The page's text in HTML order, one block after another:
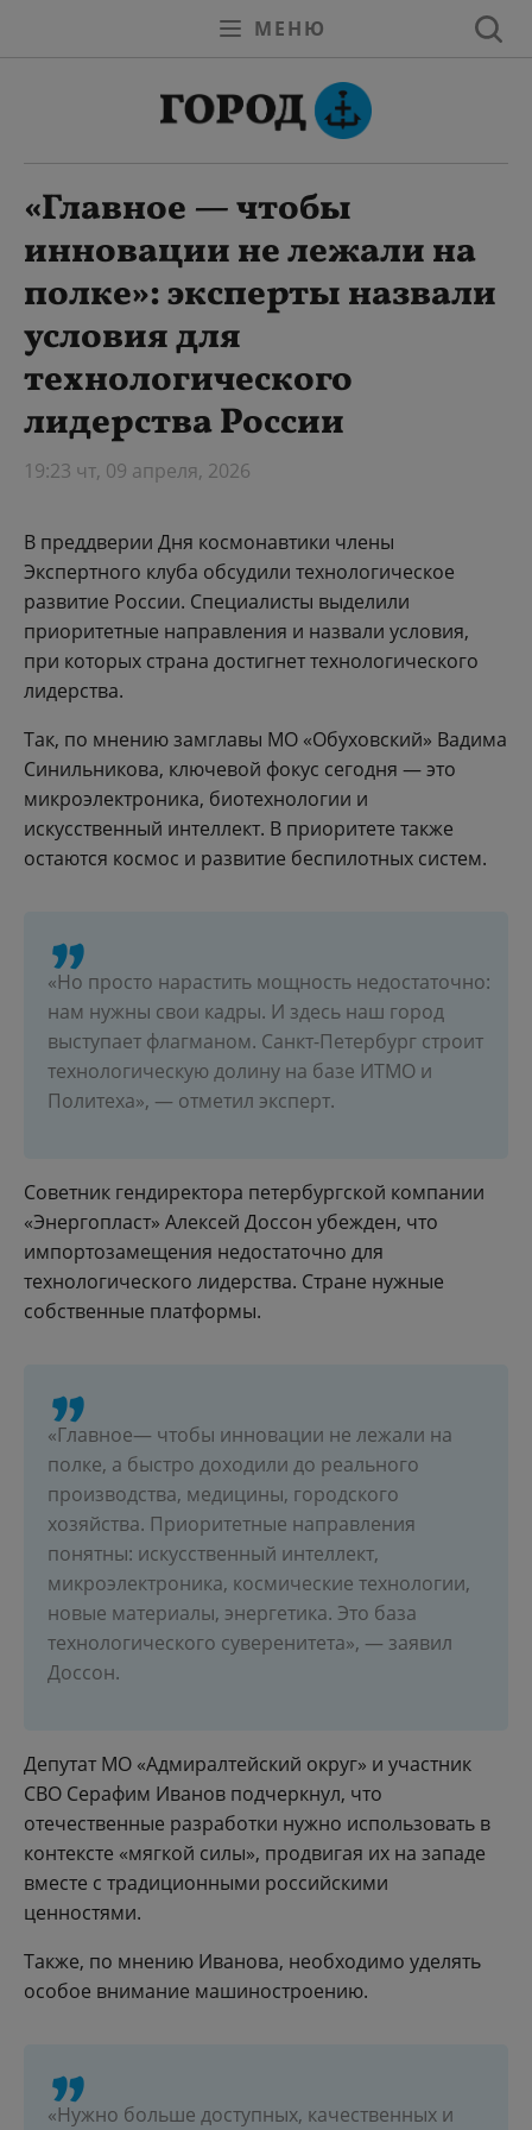
МЕНЮ
«Главное — чтобы
инновации не лежали на
полке»: эксперты назвали
условия для
технологического
лидерства России
19:23 чт, 09 апреля, 2026
В преддверии Дня космонавтики члены
Экспертного клуба обсудили технологическое
развитие России. Специалисты выделили
приоритетные направления и назвали условия,
при которых страна достигнет технологического
лидерства.
Так, по мнению замглавы МО «Обуховский» Вадима
Синильникова, ключевой фокус сегодня — это
микроэлектроника, биотехнологии и
искусственный интеллект. В приоритете также
остаются космос и развитие беспилотных систем.
«Но просто нарастить мощность недостаточно:
нам нужны свои кадры. И здесь наш город
выступает флагманом. Санкт-Петербург строит
технологическую долину на базе ИТМО и
Политеха», — отметил эксперт.
Советник гендиректора петербургской компании
«Энергопласт» Алексей Доссон убежден, что
импортозамещения недостаточно для
технологического лидерства. Стране нужные
собственные платформы.
«Главное— чтобы инновации не лежали на
полке, а быстро доходили до реального
производства, медицины, городского
хозяйства. Приоритетные направления
понятны: искусственный интеллект,
микроэлектроника, космические технологии,
новые материалы, энергетика. Это база
технологического суверенитета», — заявил
Доссон.
Депутат МО «Адмиралтейский округ» и участник
СВО Серафим Иванов подчеркнул, что
отечественные разработки нужно использовать в
контексте «мягкой силы», продвигая их на западе
вместе с традиционными российскими
ценностями.
Также, по мнению Иванова, необходимо уделять
особое внимание машиностроению.
«Нужно больше доступных, качественных и